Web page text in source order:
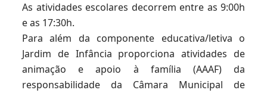
As atividades escolares decorrem entre as 9:00h
e as 17:30h.
Para além da componente educativa/letiva o
Jardim de Infância proporciona atividades de
animação e apoio à família (AAAF) da
responsabilidade da Câmara Municipal de